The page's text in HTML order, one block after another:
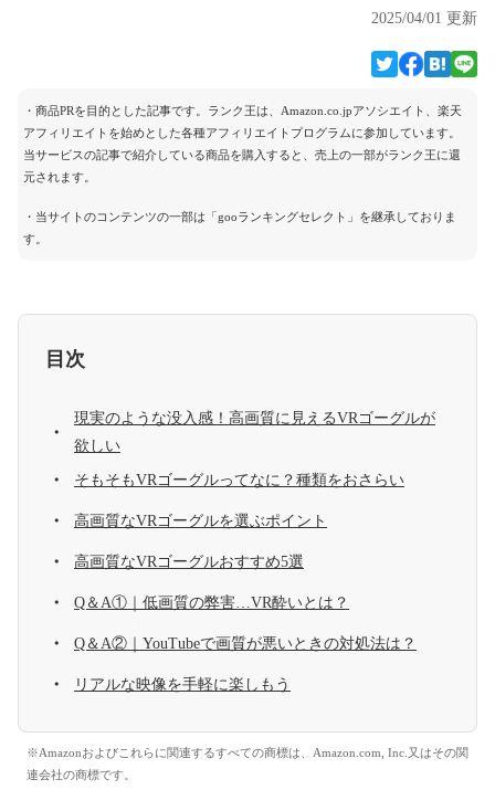
2025/04/01 更新
・商品PRを目的とした記事です。ランク王は、Amazon.co.jpアソシエイト、楽天
アフィリエイトを始めとした各種アフィリエイトプログラムに参加しています。
当サービスの記事で紹介している商品を購入すると、売上の一部がランク王に還
元されます。
・当サイトのコンテンツの一部は「gooランキングセレクト」を継承しておりま
す。
目次
現実のような没入感！高画質に見えるVRゴーグルが
欲しい
そもそもVRゴーグルってなに？種類をおさらい
高画質なVRゴーグルを選ぶポイント
高画質なVRゴーグルおすすめ5選
Q＆A①｜低画質の弊害…VR酔いとは？
Q＆A②｜YouTubeで画質が悪いときの対処法は？
リアルな映像を手軽に楽しもう
※Amazonおよびこれらに関連するすべての商標は、Amazon.com, Inc.又はその関
連会社の商標です。